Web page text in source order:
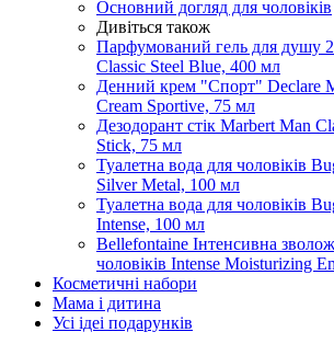
Основний догляд для чоловіків
Дивіться також
Парфумований гель для душу
Classic Steel Blue, 400 мл
Денний крем "Спорт" Declare
Cream Sportive, 75 мл
Дезодорант стік Marbert Man
Stick, 75 мл
Туалетна вода для чоловіків
Silver Metal, 100 мл
Туалетна вода для чоловіків
Intense, 100 мл
Bellefontaine Інтенсивна
чоловіків Intense Moisturizing
Косметичні набори
Мама і дитина
Усi iдеi подарункiв